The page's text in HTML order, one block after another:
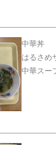
中華丼
はるさめ
中華スー